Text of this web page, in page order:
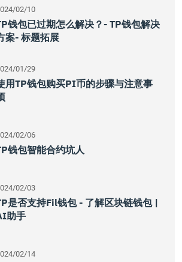
02/10
钱包已过期怎么解决？- TP钱包解决
案- 标题拓展
01/29
用TP钱包购买PI币的步骤与注意事
02/06
钱包智能合约坑人
02/03
是否支持Fil钱包 - 了解区块链钱包 |
助手
02/14